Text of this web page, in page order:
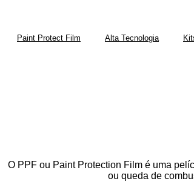
Paint Protect Film Alta Tecnologia
O PPF ou Paint Protection Film é uma
ou queda de